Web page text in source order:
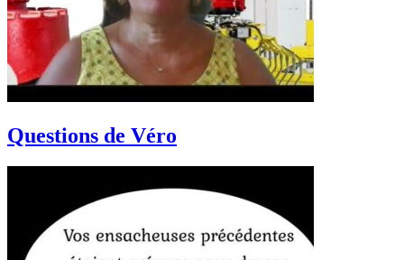
Questions de Véro